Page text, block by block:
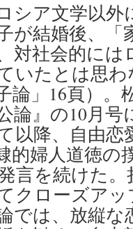
シア文学以外
が結婚後、「
対社会的に
いたとは思
論」16頁）。
論』の10月号
以降、自由
的婦人道徳の
言を続けた
クローズア
では、放縦